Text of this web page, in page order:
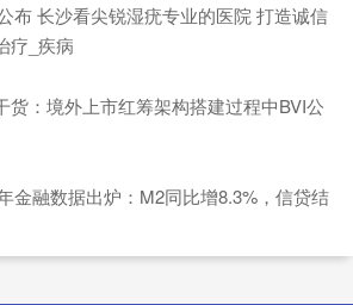
布 长沙看尖锐湿疣专业的医院 打造诚信
疗_疾病
货：境外上市红筹架构搭建过程中BVI公
金融数据出炉：M2同比增8.3%，信贷结